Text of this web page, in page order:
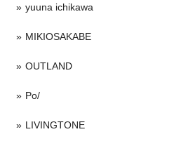
yuuna ichikawa
MIKIOSAKABE
OUTLAND
Po/
LIVINGTONE